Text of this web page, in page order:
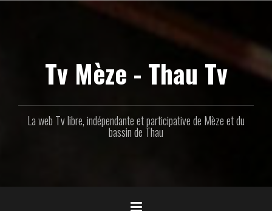
Tv Mèze - Thau Tv
La web Tv libre, indépendante et participative de Mèze et du
bassin de Thau